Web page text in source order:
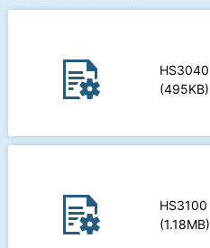
HS3040
(495KB)
HS3100
(1.18MB)